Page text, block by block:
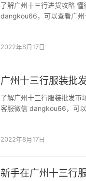
了解广州十三行进货攻略
dangkou66，可以查看广州
2022年8月17日
广州十三行服装批
了解广州十三行服装批发市
客服微信 dangkou66，可
2022年8月17日
新手在广州十三行